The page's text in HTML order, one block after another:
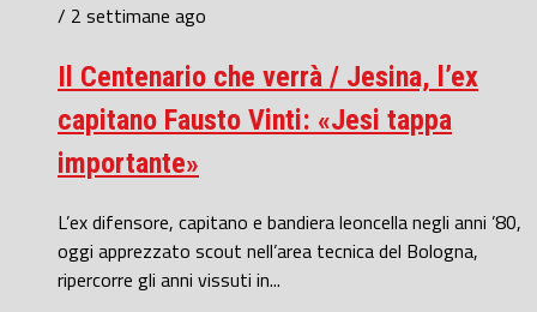
/ 2 settimane ago
Il Centenario che verrà / Jesina, l’ex
capitano Fausto Vinti: «Jesi tappa
importante»
L’ex difensore, capitano e bandiera leoncella negli anni ’80,
oggi apprezzato scout nell’area tecnica del Bologna,
ripercorre gli anni vissuti in...